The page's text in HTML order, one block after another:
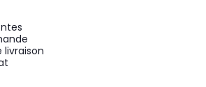
livraison